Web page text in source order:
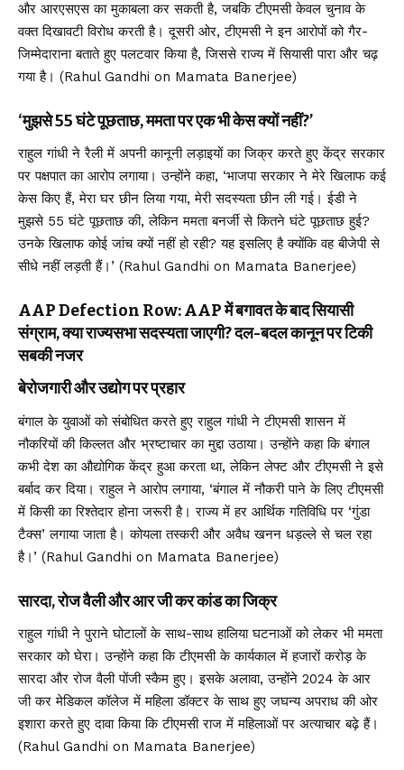
और आरएसएस का मुकाबला कर सकती है, जबकि टीएमसी केवल चुनाव के
वक्त दिखावटी विरोध करती है। दूसरी ओर, टीएमसी ने इन आरोपों को गैर-
जिम्मेदाराना बताते हुए पलटवार किया है, जिससे राज्य में सियासी पारा और चढ़
गया है। (Rahul Gandhi on Mamata Banerjee)
‘मुझसे 55 घंटे पूछताछ, ममता पर एक भी केस क्यों नहीं?’
राहुल गांधी ने रैली में अपनी कानूनी लड़ाइयों का जिक्र करते हुए केंद्र सरकार
पर पक्षपात का आरोप लगाया। उन्होंने कहा, ‘भाजपा सरकार ने मेरे खिलाफ कई
केस किए हैं, मेरा घर छीन लिया गया, मेरी सदस्यता छीन ली गई। ईडी ने
मुझसे 55 घंटे पूछताछ की, लेकिन ममता बनर्जी से कितने घंटे पूछताछ हुई?
उनके खिलाफ कोई जांच क्यों नहीं हो रही? यह इसलिए है क्योंकि वह बीजेपी से
सीधे नहीं लड़ती हैं।’ (Rahul Gandhi on Mamata Banerjee)
AAP Defection Row: AAP में बगावत के बाद सियासी
संग्राम, क्या राज्यसभा सदस्यता जाएगी? दल-बदल कानून पर टिकी
सबकी नजर
बेरोजगारी और उद्योग पर प्रहार
बंगाल के युवाओं को संबोधित करते हुए राहुल गांधी ने टीएमसी शासन में
नौकरियों की किल्लत और भ्रष्टाचार का मुद्दा उठाया। उन्होंने कहा कि बंगाल
कभी देश का औद्योगिक केंद्र हुआ करता था, लेकिन लेफ्ट और टीएमसी ने इसे
बर्बाद कर दिया। राहुल ने आरोप लगाया, ‘बंगाल में नौकरी पाने के लिए टीएमसी
में किसी का रिश्तेदार होना जरूरी है। राज्य में हर आर्थिक गतिविधि पर ‘गुंडा
टैक्स’ लगाया जाता है। कोयला तस्करी और अवैध खनन धड़ल्ले से चल रहा
है।’ (Rahul Gandhi on Mamata Banerjee)
सारदा, रोज वैली और आर जी कर कांड का जिक्र
राहुल गांधी ने पुराने घोटालों के साथ-साथ हालिया घटनाओं को लेकर भी ममता
सरकार को घेरा। उन्होंने कहा कि टीएमसी के कार्यकाल में हजारों करोड़ के
सारदा और रोज वैली पोंजी स्कैम हुए। इसके अलावा, उन्होंने 2024 के आर
जी कर मेडिकल कॉलेज में महिला डॉक्टर के साथ हुए जघन्य अपराध की ओर
इशारा करते हुए दावा किया कि टीएमसी राज में महिलाओं पर अत्याचार बढ़े हैं।
(Rahul Gandhi on Mamata Banerjee)